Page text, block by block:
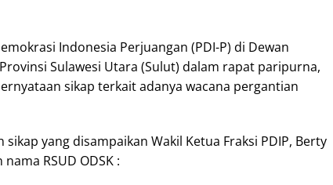
Indonesia Perjuangan (PDI-P) di Dewan
Sulawesi Utara (Sulut) dalam rapat paripurna,
sikap terkait adanya wacana pergantian
yang disampaikan Wakil Ketua Fraksi PDIP, Berty
RSUD ODSK :